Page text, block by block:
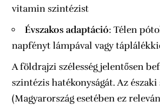
vitamin szintézist
Évszakos adaptáció: Télen
napfényt lámpával vagy
A földrajzi szélesség jelentősen
szintézis hatékonyságát. Az északi
(Magyarország esetében ez